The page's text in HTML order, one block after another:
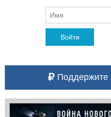
Войти
Поддержите